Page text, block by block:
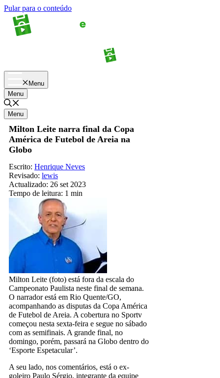
Pular para o conteúdo
Menu
Menu
Menu
Milton Leite narra final da Copa
América de Futebol de Areia na
Globo
Escrito: Henrique Neves
Revisado: lewis
Actualizado: 26 set 2023
Tempo de leitura: 1 min
Milton Leite (foto) está fora da escala do
Campeonato Paulista neste final de semana.
O narrador está em Rio Quente/GO,
acompanhando as disputas da Copa América
de Futebol de Areia. A cobertura no Sportv
começou nesta sexta-feira e segue no sábado
com as semifinais. A grande final, no
domingo, porém, passará na Globo dentro do
‘Esporte Espetacular’.
A seu lado, nos comentários, está o ex-
goleiro Paulo Sérgio, integrante da equipe